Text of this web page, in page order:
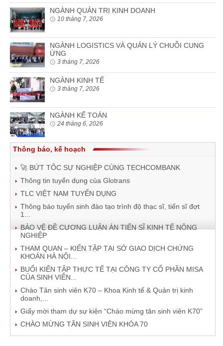
NGÀNH QUẢN TRỊ KINH DOANH
10 tháng 7, 2026
NGÀNH LOGISTICS VÀ QUẢN LÝ CHUỖI CUNG
ỨNG
3 tháng 7, 2026
NGÀNH KINH TẾ
3 tháng 7, 2026
NGÀNH KẾ TOÁN
24 tháng 6, 2026
Thông báo, kế hoạch
🚀 BỨT TỐC SỰ NGHIỆP CÙNG TECHCOMBANK
Thông tin tuyển dụng của Glotrans
TLC VIỆT NAM TUYỂN DỤNG
Thông báo tuyển sinh đào tạo trình độ thạc sĩ, tiến sĩ đợt
1...
BẢO VỆ ĐỀ CƯƠNG LUẬN ÁN TIẾN SĨ KINH TẾ NÔNG
NGHIỆP
THAM QUAN – KIẾN TẬP TẠI SỞ GIAO DỊCH CHỨNG
KHOÁN HÀ NỘI...
BUỔI KIẾN TẬP THỰC TẾ TẠI CÔNG TY CỔ PHẦN MISA
CỦA SINH VIÊN...
Chào Tân sinh viên K70 – Khoa Kinh tế & Quản trị kinh
doanh,...
Giấy mời tham dự sự kiện “Chào mừng tân sinh viên K70”
CHÀO MỪNG TÂN SINH VIÊN KHÓA 70